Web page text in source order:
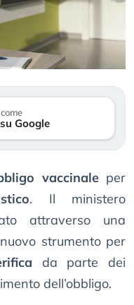
Google
vaccinaleper
. Il ministero
attraverso una
strumento per
da parte dei
dell’obbligo.